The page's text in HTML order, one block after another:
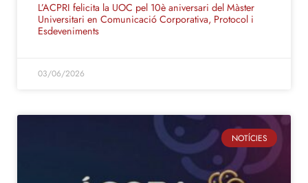
L’ACPRI felicita la UOC pel 10è aniversari del Màster
Universitari en Comunicació Corporativa, Protocol i
Esdeveniments
03/06/2026
NOTÍCIES